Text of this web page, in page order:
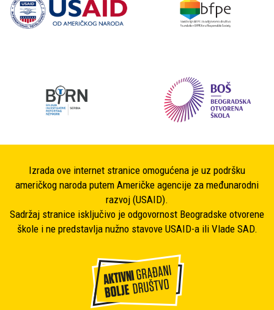
Izrada ove internet stranice omogućena je uz podršku
američkog naroda putem Američke agencije za međunarodni
razvoj (USAID).
Sadržaj stranice isključivo je odgovornost Beogradske otvorene
škole i ne predstavlja nužno stavove USAID-a ili Vlade SAD.